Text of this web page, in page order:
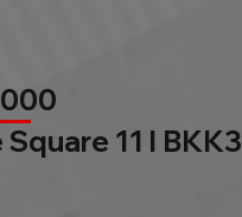
Square 11 l BKK3